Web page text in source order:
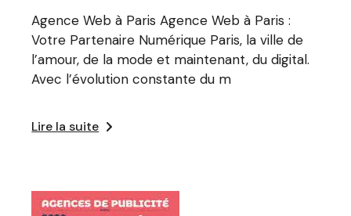
Agence Web à Paris Agence Web à Paris :
Votre Partenaire Numérique Paris, la ville de
l’amour, de la mode et maintenant, du digital.
Avec l’évolution constante du m
Lire la suite